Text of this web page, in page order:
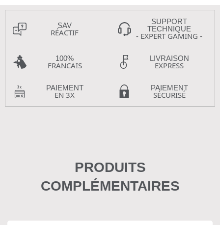
SAV
RÉACTIF
SUPPORT
TECHNIQUE
- EXPERT GAMING -
100%
FRANCAIS
LIVRAISON
EXPRESS
PAIEMENT
EN 3X
PAIEMENT
SÉCURISÉ
PRODUITS
COMPLÉMENTAIRES